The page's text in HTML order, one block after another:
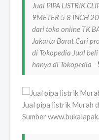
Jual PIPA LISTRIK
9METER 5 8 INCH
dari toko online TK
Jakarta Barat Cari
di Tokopedia Jual
hanya di Tokopedia
Jual pipa listrik Murah
Sumber